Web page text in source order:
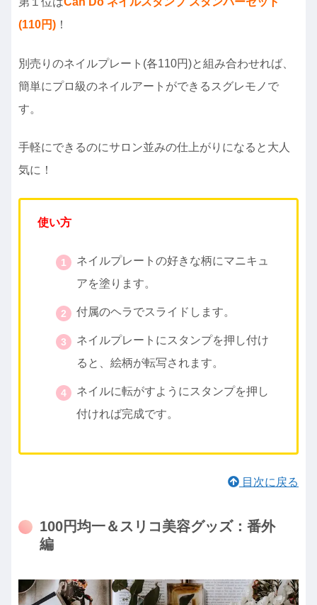
(110円) ！
別売りのネイルプレート(各110円)と組み合わせれば、
簡単にプロ級のネイルアートができるスグレモノで
す。
手軽にできるのにサロン並みの仕上がりになると大人
気に！
使い方
ネイルプレートの好きな柄にマニキュ
アを塗ります。
付属のヘラでスライドします。
ネイルプレートにスタンプを押し付け
ると、絵柄が転写されます。
ネイルに転がすようにスタンプを押し
付ければ完成です。
目次に戻る
100円均一＆スリコ美容グッズ：番外
編